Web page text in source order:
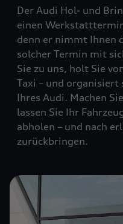
Der Audi Hol- und
einen
denn er nimmt Ihnen
solcher Termin mit
Sie zu uns, holt Sie
Taxi – und
Ihres Audi. Machen
lassen Sie Ihr
abholen – und nach
zurückbringen.